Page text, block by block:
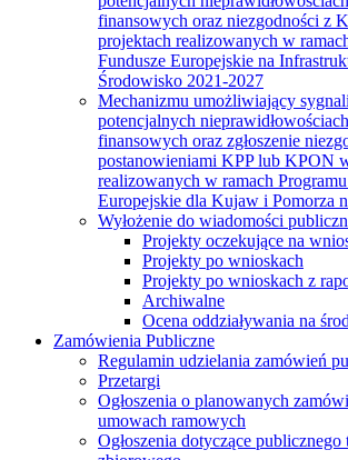
finansowych oraz niezgodności z
projektach realizowanych w
Fundusze Europejskie na
Środowisko 2021-2027
Mechanizmu umożliwiający
potencjalnych
finansowych oraz zgłoszenie
postanowieniami KPP lub KPON
realizowanych w ramach
Europejskie dla Kujaw i Pomorza
Wyłożenie do wiadomości
Projekty oczekujące na
Projekty po wnioskach
Projekty po wnioskach z
Archiwalne
Ocena oddziaływania na
Zamówienia Publiczne
Regulamin udzielania zamówień
Przetargi
Ogłoszenia o planowanych
umowach ramowych
Ogłoszenia dotyczące publicznego